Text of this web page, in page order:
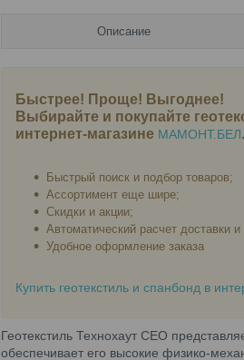
Описание
Быстрее! Проще! Выгоднее!
Выбирайте и покупайте
интернет-магазине МАМОНТ.БЕЛ.
Быстрый поиск и подбор товаров;
Ассортимент еще шире;
Скидки и акции;
Автоматический расчет доставки и
Удобное оформление заказа
Купить геотекстиль и спанбонд в
Геотекстиль Технохаут СЕО
обеспечивает его высокие физико-